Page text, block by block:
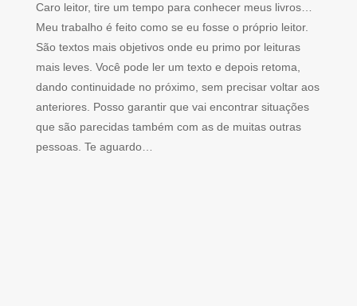
Caro leitor, tire um tempo para conhecer meus livros…
Meu trabalho é feito como se eu fosse o próprio leitor.
São textos mais objetivos onde eu primo por leituras
mais leves. Você pode ler um texto e depois retoma,
dando continuidade no próximo, sem precisar voltar aos
anteriores. Posso garantir que vai encontrar situações
que são parecidas também com as de muitas outras
pessoas. Te aguardo…